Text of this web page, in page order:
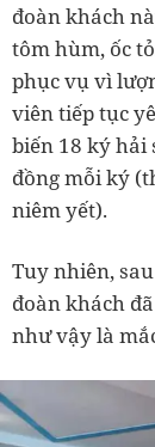
đoàn khách
tôm hùm, ốc
phục vụ vì
viên tiếp tục
biến 18 ký hải
đồng mỗi ký
niêm yết).
Tuy nhiên,
đoàn khách
như vậy là